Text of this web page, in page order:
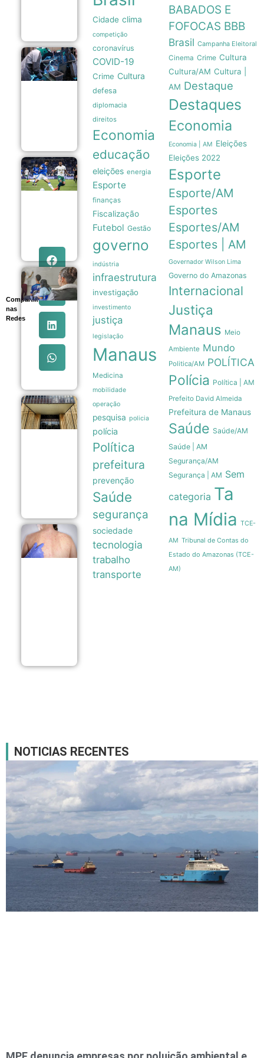
Compartilhe
nas
Redes
totalmente
05/08
Taxa Selic
em 14% ao
ano é
insuficiente
para
impulsionar
a indústria
brasileira
05/08
Copa do
Brasil:
Cruzeiro
e Grêmio
avançam
quartas
de final
05/08
Ideb
registra
maior
evolução
da
educação
em duas
décadas
05/08
Copom
reduz
Selic
para
14% ao
ano em
novo
ajuste
gradual
05/08
Anamt
recomenda
companhias
facilitem
vacinação
Cidade clima
competição
coronavírus
COVID-19
Crime Cultura
defesa
diplomacia
direitos
Economia
educação
eleições energia
Esporte
finanças
Fiscalização
Futebol Gestão
governo
indústria
infraestrutura
investigação
investimento
justiça
legislação
Manaus
Medicina
mobilidade
operação
pesquisa policia
polícia
Política
prefeitura
prevenção
Saúde
segurança
sociedade
tecnologia
trabalho
transporte
BABADOS E
FOFOCAS BBB
Brasil Campanha Eleitoral
Cinema Crime Cultura
Cultura/AM Cultura |
AM Destaque
Destaques
Economia
Economia | AM
Eleições
Eleições 2022
Esporte
Esporte/AM
Esportes
Esportes/AM
Esportes | AM
Governador Wilson Lima
Governo do Amazonas
Internacional
Justiça
Manaus Meio
Ambiente Mundo
Politica/AM POLÍTICA
Polícia Política | AM
Prefeito David Almeida
Prefeitura de Manaus
Saúde Saúde/AM
Saúde | AM
Segurança/AM
Segurança | AM Sem
categoria Ta
na Mídia TCE-
AM Tribunal de Contas do
Estado do Amazonas (TCE-
AM)
NOTICIAS RECENTES